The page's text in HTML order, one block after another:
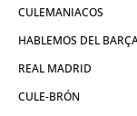
CULEMANIACOS
HABLEMOS DEL
REAL MADRID
CULE-BRÓN